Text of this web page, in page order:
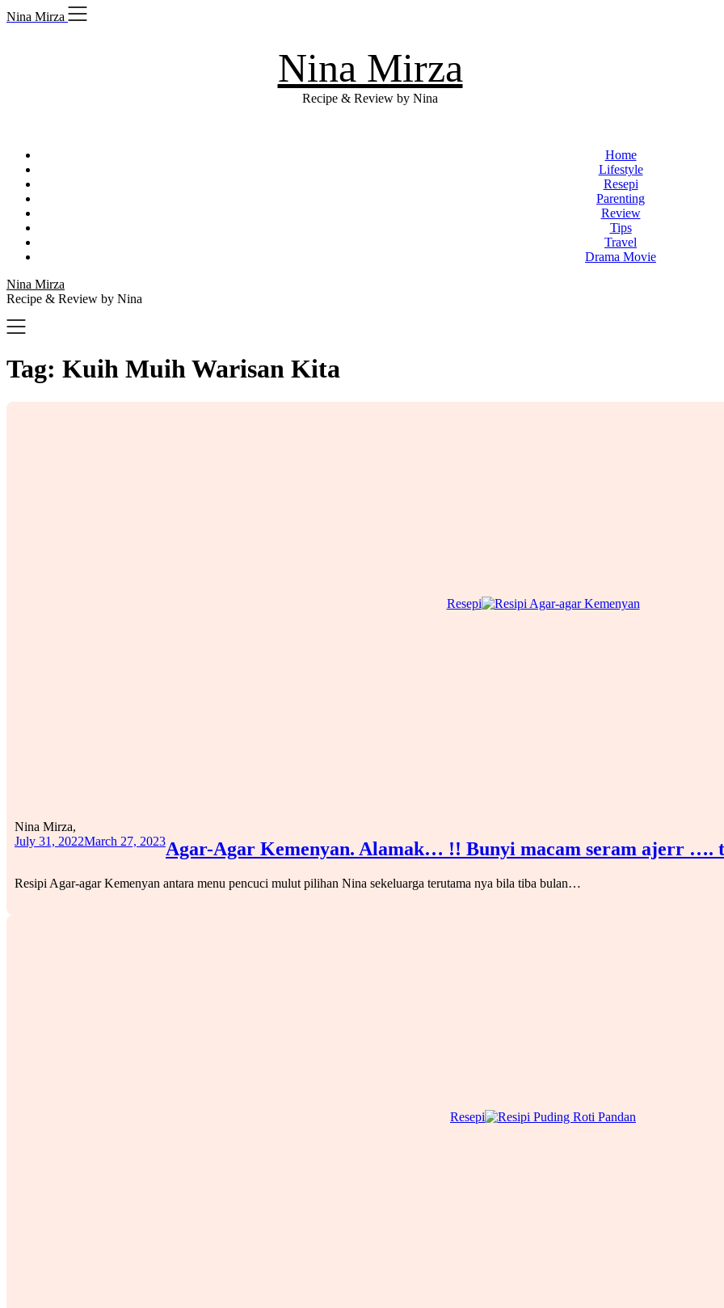
Skip
to
Nina Mirza
Nina Mirza
Recipe & Review by Nina
Home
Lifestyle
Resepi
Parenting
Review
Tips
Travel
Drama Movie
Nina Mirza
Recipe & Review by Nina
Tag: Kuih Muih Warisan Kita
Resepi
Agar-Agar Kemenyan. Alamak… !! Bunyi macam seram ajerr ….
Nina Mirza,
July 31, 2022March 27, 2023
Resipi Agar-agar Kemenyan antara menu pencuci mulut pilihan Nina sekeluarga terutama nya bila tiba bulan…
Resepi